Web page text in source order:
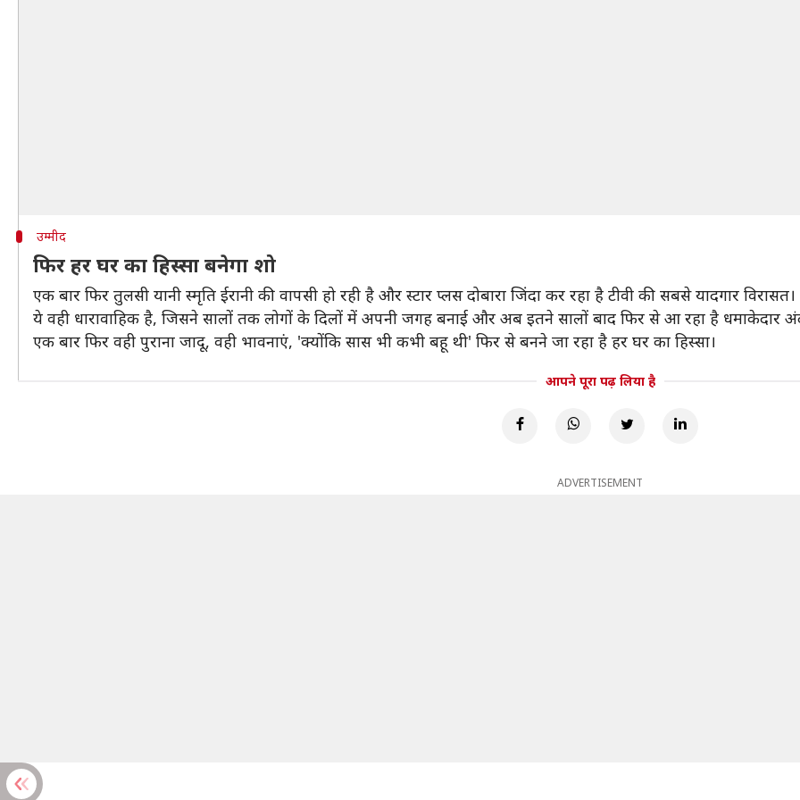
उम्मीद
फिर हर घर का हिस्सा बनेगा शो
एक बार फिर तुलसी यानी स्मृति ईरानी की वापसी हो रही है और स्टार प्लस दोबारा जिंदा कर रहा है टीवी की सबसे यादगार विरासत।
ये वही धारावाहिक है, जिसने सालों तक लोगों के दिलों में अपनी जगह बनाई और अब इतने सालों बाद फिर से आ रहा है धमाकेदार
एक बार फिर वही पुराना जादू, वही भावनाएं, 'क्योंकि सास भी कभी बहू थी' फिर से बनने जा रहा है हर घर का हिस्सा।
आपने पूरा पढ़ लिया है
ADVERTISEMENT